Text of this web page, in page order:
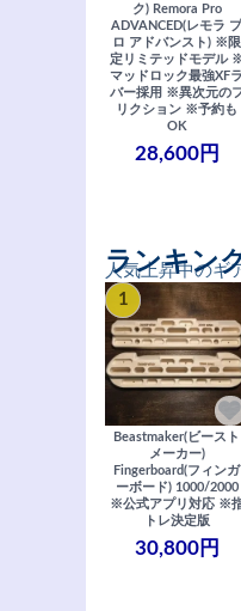
ク) Remora Pro
ADVANCED(レモラ プ
ロ アドバンスト) ※限
定リミテッドモデル
マッドロック最強XFラ
バー採用 ※異次元の
リクション ※予約も
OK
28,600円
人気上昇中のギ
ランキン
1
Beastmaker(ビースト
メーカー)
Fingerboard(フィンガ
ーボード) 1000/2000
※公式アプリ対応 ※
トレ決定版
30,800円